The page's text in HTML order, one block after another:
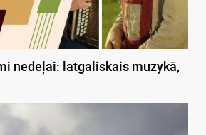
nedeļai: latgaliskais muzykā,